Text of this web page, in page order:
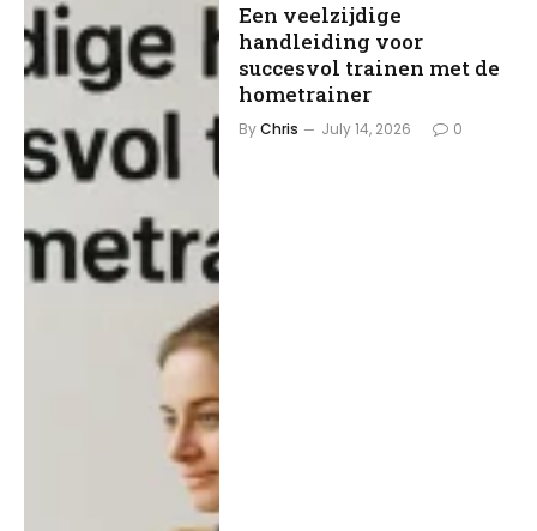
Een veelzijdige
handleiding voor
succesvol trainen met de
hometrainer
ByChris July 14, 2026 0